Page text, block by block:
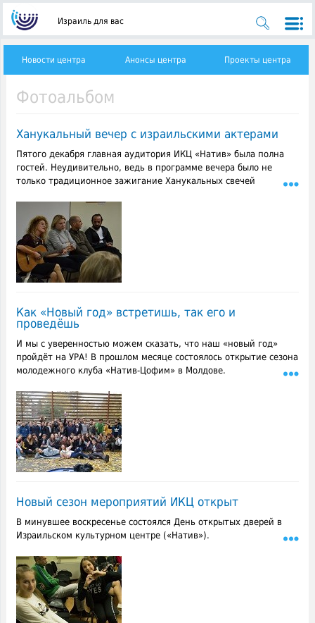
Израиль для вас
Новости центра Анонсы центра Проекты центра
Фотоальбом
Ханукальный вечер с израильскими актерами
Пятого декабря главная аудитория ИКЦ «Натив» была полна
гостей. Неудивительно, ведь в программе вечера было не
только традиционное зажигание Ханукальных свечей
Как «Новый год» встретишь, так его и
проведёшь
И мы с уверенностью можем сказать, что наш «новый год»
пройдёт на УРА! В прошлом месяце состоялось открытие сезона
молодежного клуба «Натив-Цофим» в Молдове.
Новый сезон мероприятий ИКЦ открыт
В минувшее воскресенье состоялся День открытых дверей в
Израильском культурном центре («Натив»).